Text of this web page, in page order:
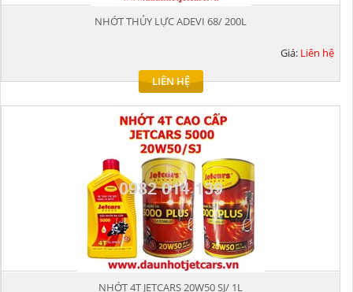
NHỚT THỦY LỰC ADEVI 68/ 200L
Giá: Liên hệ
LIÊN HỆ
NHỚT 4T JETCARS 20W50 SJ/ 1L